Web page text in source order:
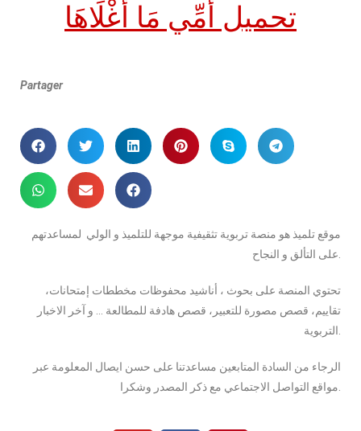
تحميل أُمِّي مَا أَغْلَاهَا
Partager
موقع تلميذ هو منصة تربوية تثقيفية موجهة للتلميذ و الولي لمساعدتهم
على التألق و النجاح.
تحتوي المنصة على بحوث ، أناشيد محفوظات مخططات إمتحانات،
تقاييم، قصص مصورة للتعبير، قصص هادفة للمطالعة … و آخر الاخبار
التربوية.
الرجاء من السادة المتابعين مساعدتنا على حسن ايصال المعلومة عبر
مواقع التواصل الاجتماعي مع ذكر المصدر وشكرا.